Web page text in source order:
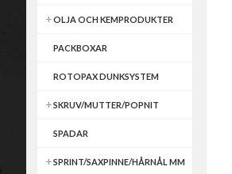
OLJA OCH KEMPRODUKTER
PACKBOXAR
ROTOPAX DUNKSYSTEM
SKRUV/MUTTER/POPNIT
SPADAR
SPRINT/SAXPINNE/HÅRNÅL MM